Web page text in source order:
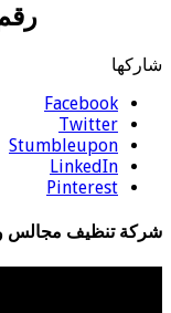
شاركها
Facebook
Twitter
Stumbleupon
LinkedIn
Pinterest
شركة تنظيف مجالس